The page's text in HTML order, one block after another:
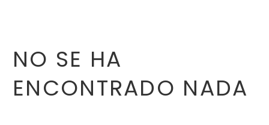
NO SE HA
ENCONTRADO NADA